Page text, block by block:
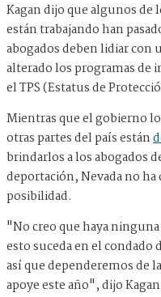
Kagan dijo que algunos de
están trabajando han
abogados deben lidiar
alterado los programas de
el TPS (Estatus de
Mientras que el gobierno
otras partes del país están
brindarlos a los abogados
deportación, Nevada no
posibilidad.
"No creo que haya
esto suceda en el condado
así que dependeremos de
apoye este año", dijo